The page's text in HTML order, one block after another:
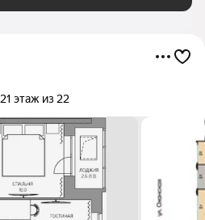
21 этаж из 22